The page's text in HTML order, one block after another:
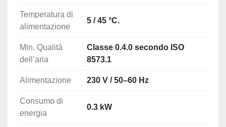
Temperatura di
alimentazione
5 / 45 °C.
Min. Qualità
dell’aria
Classe 0.4.0 secondo ISO
8573.1
Alimentazione 230 V / 50–60 Hz
Consumo di
energia
0.3 kW